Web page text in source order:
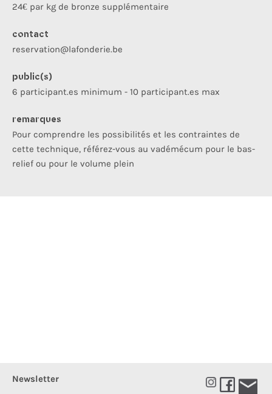
24€ par kg de bronze supplémentaire
contact
reservation@lafonderie.be
public(s)
6 participant.es minimum - 10 participant.es max
remarques
Pour comprendre les possibilités et les contraintes de
cette technique, référez-vous au vadémécum pour le bas-
relief ou pour le volume plein
Newsletter